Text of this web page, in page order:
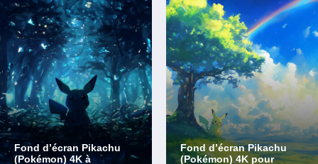
Fond d’écran Pikachu
(Pokémon) 4K à
Fond d’écran Pikachu
(Pokémon) 4K pour